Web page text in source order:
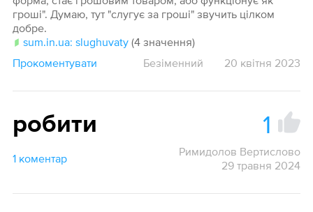
гроші". Думаю, тут "слугує за гроші" звучить цілком
добре.
sum.in.ua: slughuvaty(4 значення)
Прокоментувати
Безіменний 20 квітня 2023
робити 1
1 коментар
Римидолов Вертислово
29 травня 2024